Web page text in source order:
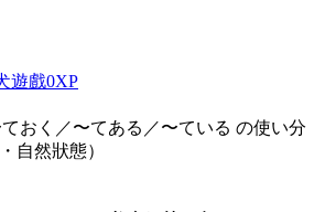
遊戲0XP
ておく／〜てある／〜ている の使い分
自然狀態）